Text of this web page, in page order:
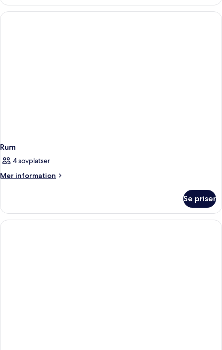
Rum
4 sovplatser
Mer information
Mer
Se priser